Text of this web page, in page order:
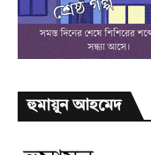
হুমায়ূন আহমেদ